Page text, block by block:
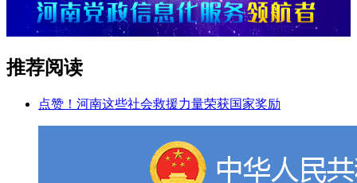
推荐阅读
点赞！河南这些社会救援力量荣获国家奖励